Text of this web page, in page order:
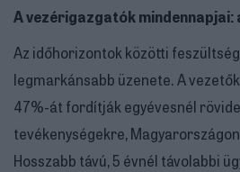
A vezérigazgatók mindennapjai:
Az időhorizontok közötti
legmarkánsabb üzenete. A
47%-át fordítják egyévesnél
tevékenységekre,
Hosszabb távú, 5 évnél távolabbi